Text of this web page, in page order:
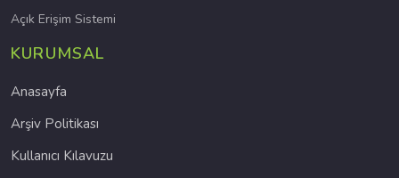
Açık Erişim Sistemi
KURUMSAL
Anasayfa
Arşiv Politikası
Kullanıcı Kılavuzu